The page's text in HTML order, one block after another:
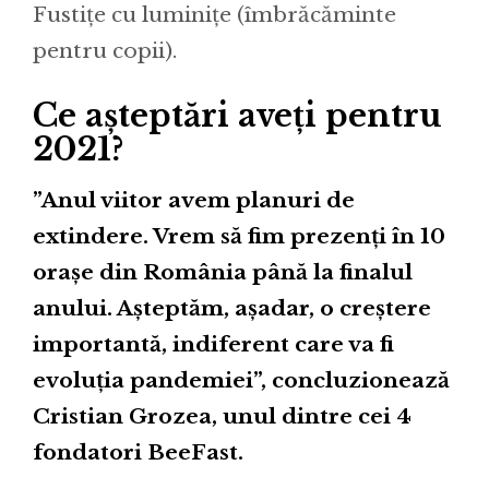
Fustițe cu luminițe (îmbrăcăminte
pentru copii).
Ce așteptări aveți pentru
2021?
”Anul viitor avem planuri de
extindere. Vrem să fim prezenți în 10
orașe din România până la finalul
anului. Așteptăm, așadar, o creștere
importantă, indiferent care va fi
evoluția pandemiei”, concluzionează
Cristian Grozea, unul dintre cei 4
fondatori BeeFast.